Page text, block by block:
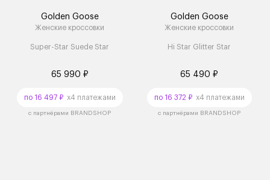
Golden Goose
Женские кроссовки
Super-Star Suede Star
65 990 ₽
по 16 497 ₽x4 платежами
с партнёрами BRANDSHOP
Golden Goose
Женские кроссовки
Hi Star Glitter Star
65 490 ₽
по 16 372 ₽x4 платежами
с партнёрами BRANDSHOP